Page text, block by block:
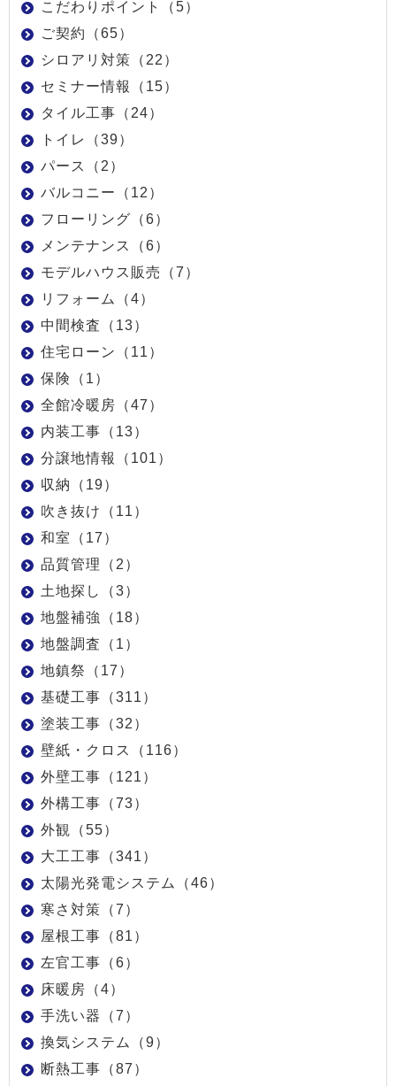
こだわりポイント（5）
ご契約（65）
シロアリ対策（22）
セミナー情報（15）
タイル工事（24）
トイレ（39）
パース（2）
バルコニー（12）
フローリング（6）
メンテナンス（6）
モデルハウス販売（7）
リフォーム（4）
中間検査（13）
住宅ローン（11）
保険（1）
全館冷暖房（47）
内装工事（13）
分譲地情報（101）
収納（19）
吹き抜け（11）
和室（17）
品質管理（2）
土地探し（3）
地盤補強（18）
地盤調査（1）
地鎮祭（17）
基礎工事（311）
塗装工事（32）
壁紙・クロス（116）
外壁工事（121）
外構工事（73）
外観（55）
大工工事（341）
太陽光発電システム（46）
寒さ対策（7）
屋根工事（81）
左官工事（6）
床暖房（4）
手洗い器（7）
換気システム（9）
断熱工事（87）